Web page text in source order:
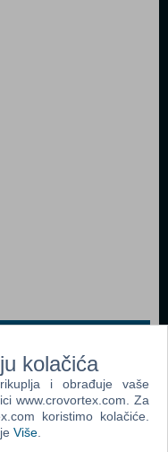
(05776) (N)
kolačića
i obrađuje vaše
www.crovortex.com. Za
koristimo kolačiće.
Više